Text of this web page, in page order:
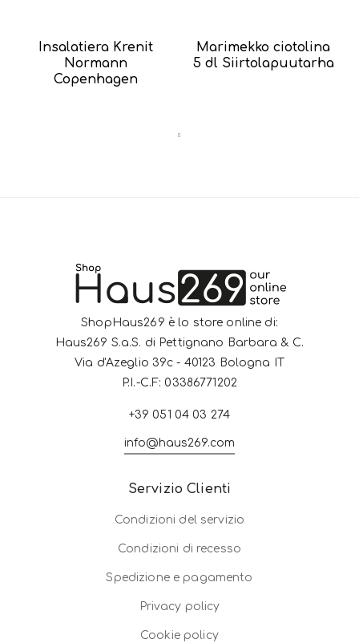
Insalatiera Krenit
Normann
Copenhagen
Marimekko ciotolina
5 dl Siirtolapuutarha
ShopHaus269 è lo store online di:
Haus269 S.a.S. di Pettignano Barbara & C.
Via d'Azeglio 39c - 40123 Bologna IT
P.I.-C.F: 03386771202
+39 051 04 03 274
info@haus269.com
Servizio Clienti
Condizioni del servizio
Condizioni di recesso
Spedizione e pagamento
Privacy policy
Cookie policy